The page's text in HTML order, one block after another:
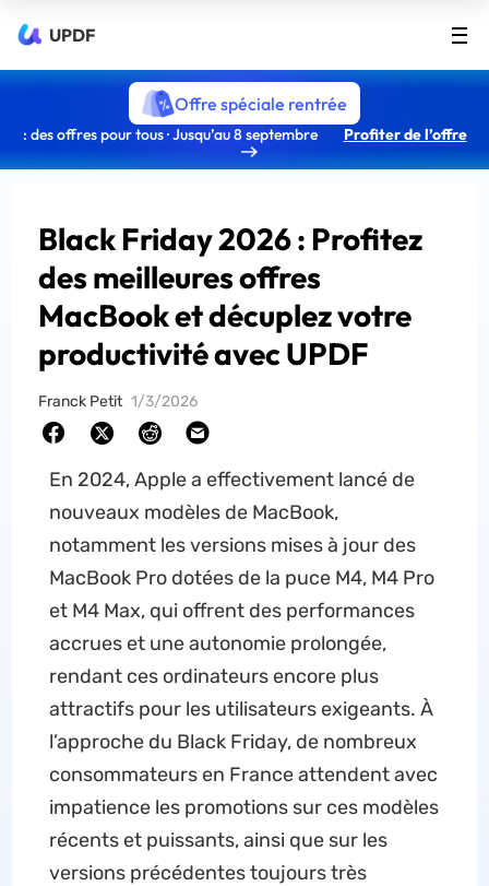
UPDF
Offre spéciale rentrée
: des offres pour tous · Jusqu’au 8 septembre Profiter de l’offre
Black Friday 2026 : Profitez
des meilleures offres
MacBook et décuplez votre
productivité avec UPDF
Franck Petit 1/3/2026
En 2024, Apple a effectivement lancé de
nouveaux modèles de MacBook,
notamment les versions mises à jour des
MacBook Pro dotées de la puce M4, M4 Pro
et M4 Max, qui offrent des performances
accrues et une autonomie prolongée,
rendant ces ordinateurs encore plus
attractifs pour les utilisateurs exigeants. À
l’approche du Black Friday, de nombreux
consommateurs en France attendent avec
impatience les promotions sur ces modèles
récents et puissants, ainsi que sur les
versions précédentes toujours très